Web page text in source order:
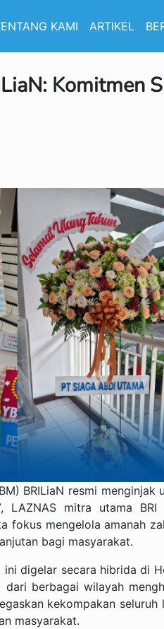
KAMI ARTIKEL
Komitmen
BRILiaN resmi
, LAZNAS mitra utama BRI
fokus mengelola amanah
bagi masyarakat.
digelar secara hibrida di
dari berbagai wilayah
kekompakan
masyarakat.